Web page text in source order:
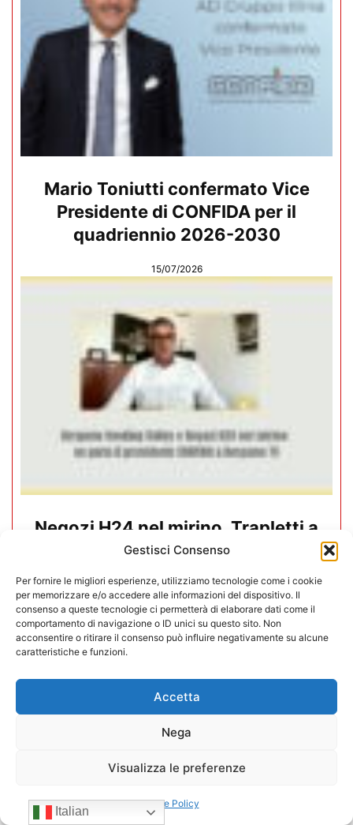
Gestisci Consenso
Per fornire le migliori esperienze, utilizziamo tecnologie come i cookie
per memorizzare e/o accedere alle informazioni del dispositivo. Il
consenso a queste tecnologie ci permetterà di elaborare dati come il
comportamento di navigazione o ID unici su questo sito. Non
acconsentire o ritirare il consenso può influire negativamente su alcune
caratteristiche e funzioni.
Accetta
Nega
Visualizza le preferenze
Cookie Policy
Mario Toniutti confermato Vice
Presidente di CONFIDA per il
quadriennio 2026-2030
15/07/2026
Negozi H24 nel mirino. Trapletti a
Bergamo TV: “I gestori H24 non
sono il problema”
09/07/2026
Italian